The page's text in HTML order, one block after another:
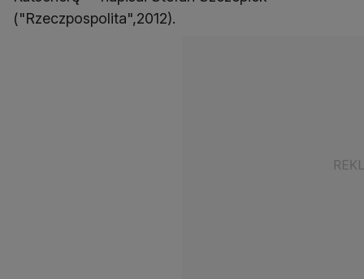
("Rzeczpospolita",2012).